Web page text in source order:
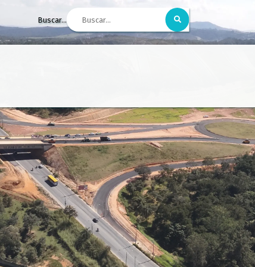
Buscar...